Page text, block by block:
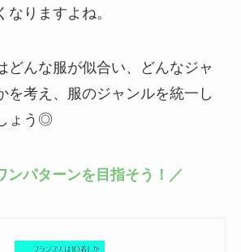
なりますよね。
どんな服が似合い、どんなジャ
を考え、服のジャンルを統一し
ょう◎
ンパターンを目指そう！／